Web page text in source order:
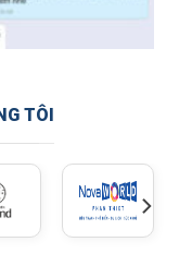
TÔI